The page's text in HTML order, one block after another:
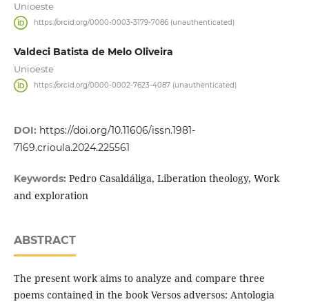
Unioeste
https://orcid.org/0000-0003-3179-7086 (unauthenticated)
Valdeci Batista de Melo Oliveira
Unioeste
https://orcid.org/0000-0002-7623-4087 (unauthenticated)
DOI: https://doi.org/10.11606/issn.1981-
7169.crioula.2024.225561
Keywords: Pedro Casaldáliga, Liberation theology, Work
and exploration
ABSTRACT
The present work aims to analyze and compare three
poems contained in the book Versos adversos: Antologia